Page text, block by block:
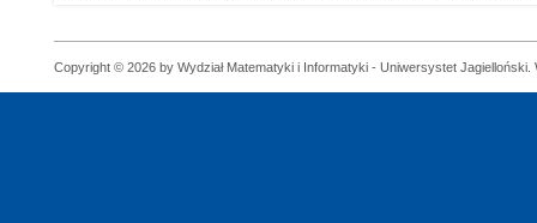
Copyright © 2026 by Wydział Matematyki i Informatyki - Uniwersystet